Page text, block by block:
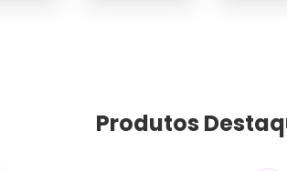
Produtos